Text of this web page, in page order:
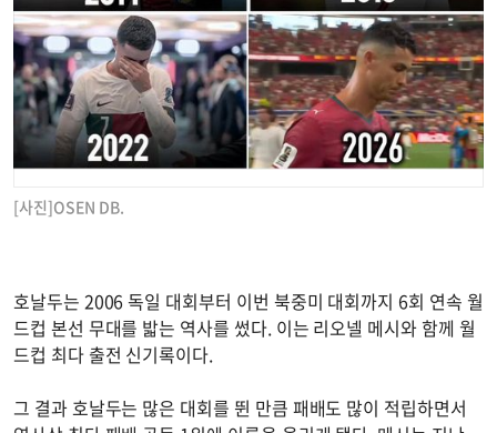
[사진]OSEN DB.
호날두는 2006 독일 대회부터 이번 북중미 대회까지 6회 연속 월
드컵 본선 무대를 밟는 역사를 썼다. 이는 리오넬 메시와 함께 월
드컵 최다 출전 신기록이다.
그 결과 호날두는 많은 대회를 뛴 만큼 패배도 많이 적립하면서